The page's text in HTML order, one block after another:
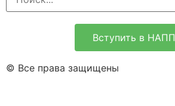
Вступить в НАПП
© Все права защищены